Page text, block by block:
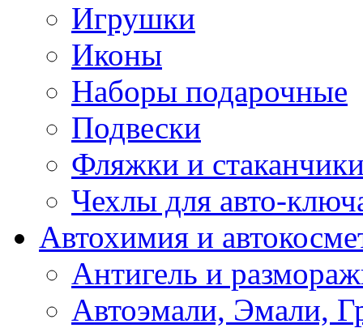
Игрушки
Иконы
Наборы подарочные
Подвески
Фляжки и
Чехлы для авто-
Автохимия и
Антигель и
Автоэмали, Эмали,